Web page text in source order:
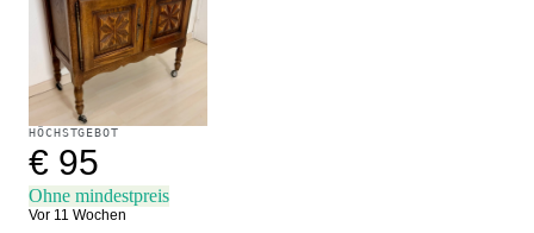
HÖCHSTGEBOT
€ 95
Ohne mindestpreis
Vor 11 Wochen